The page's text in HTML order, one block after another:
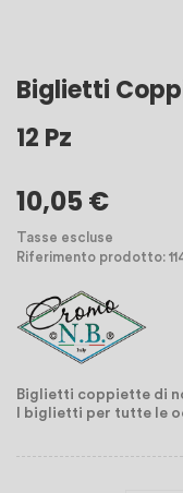
Biglietti
12 Pz
10,05 €
Tasse escluse
Riferimento prodotto:
Biglietti coppiette di
I biglietti per tutte le